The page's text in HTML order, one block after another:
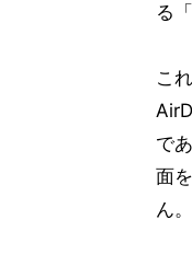
る
こ
で
面
ん。